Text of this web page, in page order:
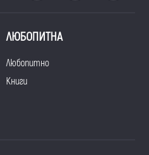
ЛЮБОПИТНА
Любопитно
Книги